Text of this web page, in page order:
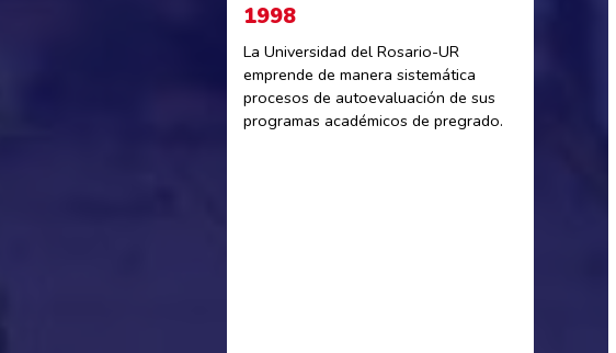
1998
La Universidad del Rosario-UR
emprende de manera sistemática
procesos de autoevaluación de sus
programas académicos de pregrado.